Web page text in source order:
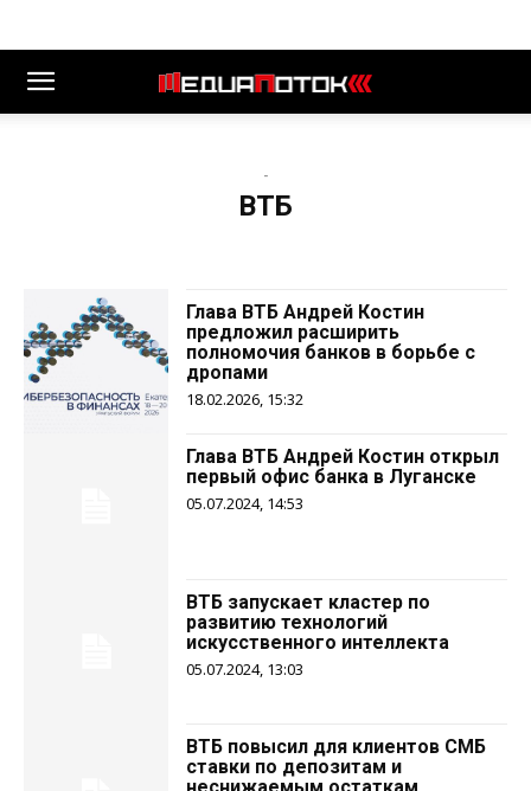
-
ВТБ
Глава ВТБ Андрей Костин
предложил расширить
полномочия банков в борьбе с
дропами
18.02.2026, 15:32
Глава ВТБ Андрей Костин открыл
первый офис банка в Луганске
05.07.2024, 14:53
ВТБ запускает кластер по
развитию технологий
искусственного интеллекта
05.07.2024, 13:03
ВТБ повысил для клиентов СМБ
ставки по депозитам и